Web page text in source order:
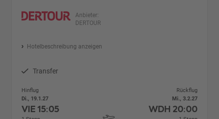
Anbieter:
DERTOUR
Hotelbeschreibung anzeigen
Transfer
Hinflug
Di., 19.1.27
VIE15:05
Rückflug
Mi., 3.2.27
WDH 20:00